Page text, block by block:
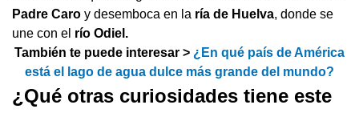
Padre Caro y desemboca en la ría de Huelva, donde se
une con el río Odiel.
También te puede interesar > ¿En qué país de América
está el lago de agua dulce más grande del mundo?
¿Qué otras curiosidades tiene este